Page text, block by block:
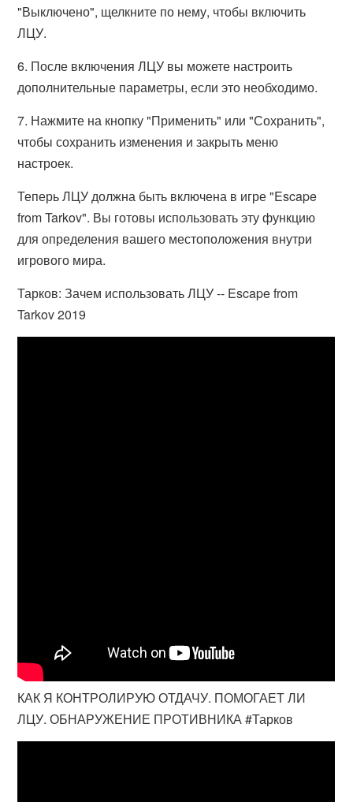
"Выключено", щелкните по нему, чтобы включить
ЛЦУ.
6. После включения ЛЦУ вы можете настроить
дополнительные параметры, если это необходимо.
7. Нажмите на кнопку "Применить" или "Сохранить",
чтобы сохранить изменения и закрыть меню
настроек.
Теперь ЛЦУ должна быть включена в игре "Escape
from Tarkov". Вы готовы использовать эту функцию
для определения вашего местоположения внутри
игрового мира.
Тарков: Зачем использовать ЛЦУ -- Escape from
Tarkov 2019
КАК Я КОНТРОЛИРУЮ ОТДАЧУ. ПОМОГАЕТ ЛИ
ЛЦУ. ОБНАРУЖЕНИЕ ПРОТИВНИКА #Тарков